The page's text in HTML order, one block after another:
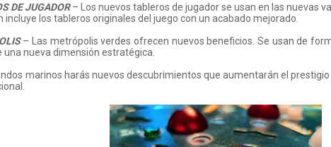
DE JUGADOR– Los nuevos tableros de jugador se usan en las nuevas
incluye los tableros originales del juego con un acabado mejorado.
– Las metrópolis verdes ofrecen nuevos beneficios. Se usan de
una nueva dimensión estratégica.
marinos harás nuevos descubrimientos que aumentarán el